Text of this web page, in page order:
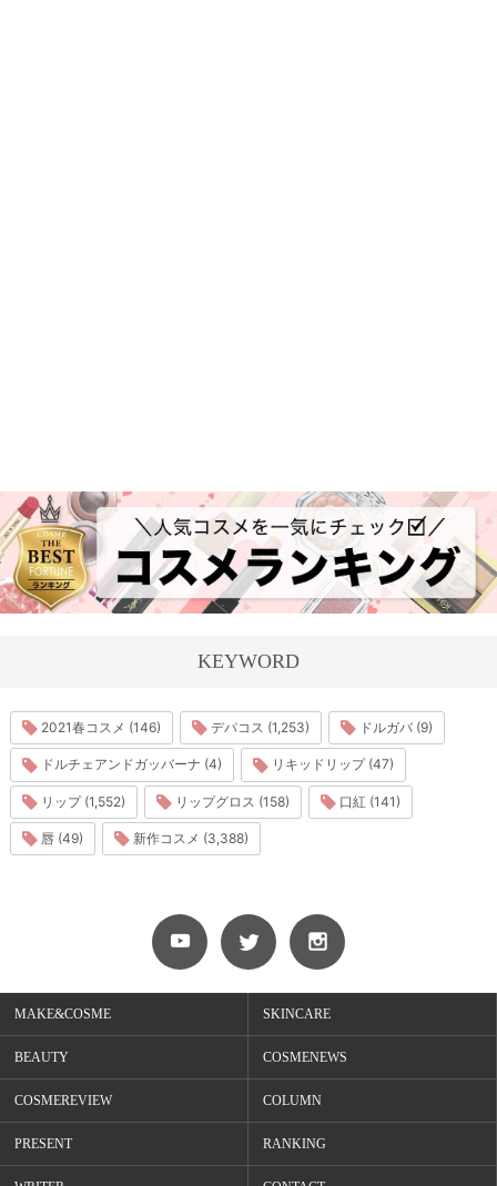
KEYWORD
2021春コスメ (146) デパコス (1,253) ドルガバ (9)
ドルチェアンドガッバーナ (4) リキッドリップ (47)
リップ (1,552) リップグロス (158) 口紅 (141)
唇 (49) 新作コスメ (3,388)
MAKE&COSME SKINCARE
BEAUTY COSMENEWS
COSMEREVIEW COLUMN
PRESENT RANKING